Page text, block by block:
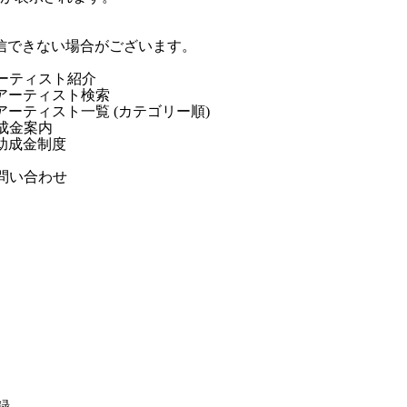
きない場合がございます。
ティスト紹介
ーティスト検索
ーティスト一覧 (カテゴリー順)
金案内
成金制度
い合わせ